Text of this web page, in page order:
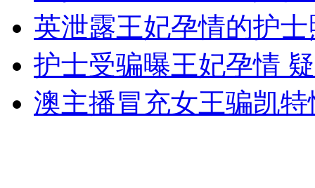
无痛分娩是否安全 医生回应
外交部：反对强权政治霸凌主义
英泄露王妃孕情的护
护士受骗曝王妃孕情
澳主播冒充女王骗凯